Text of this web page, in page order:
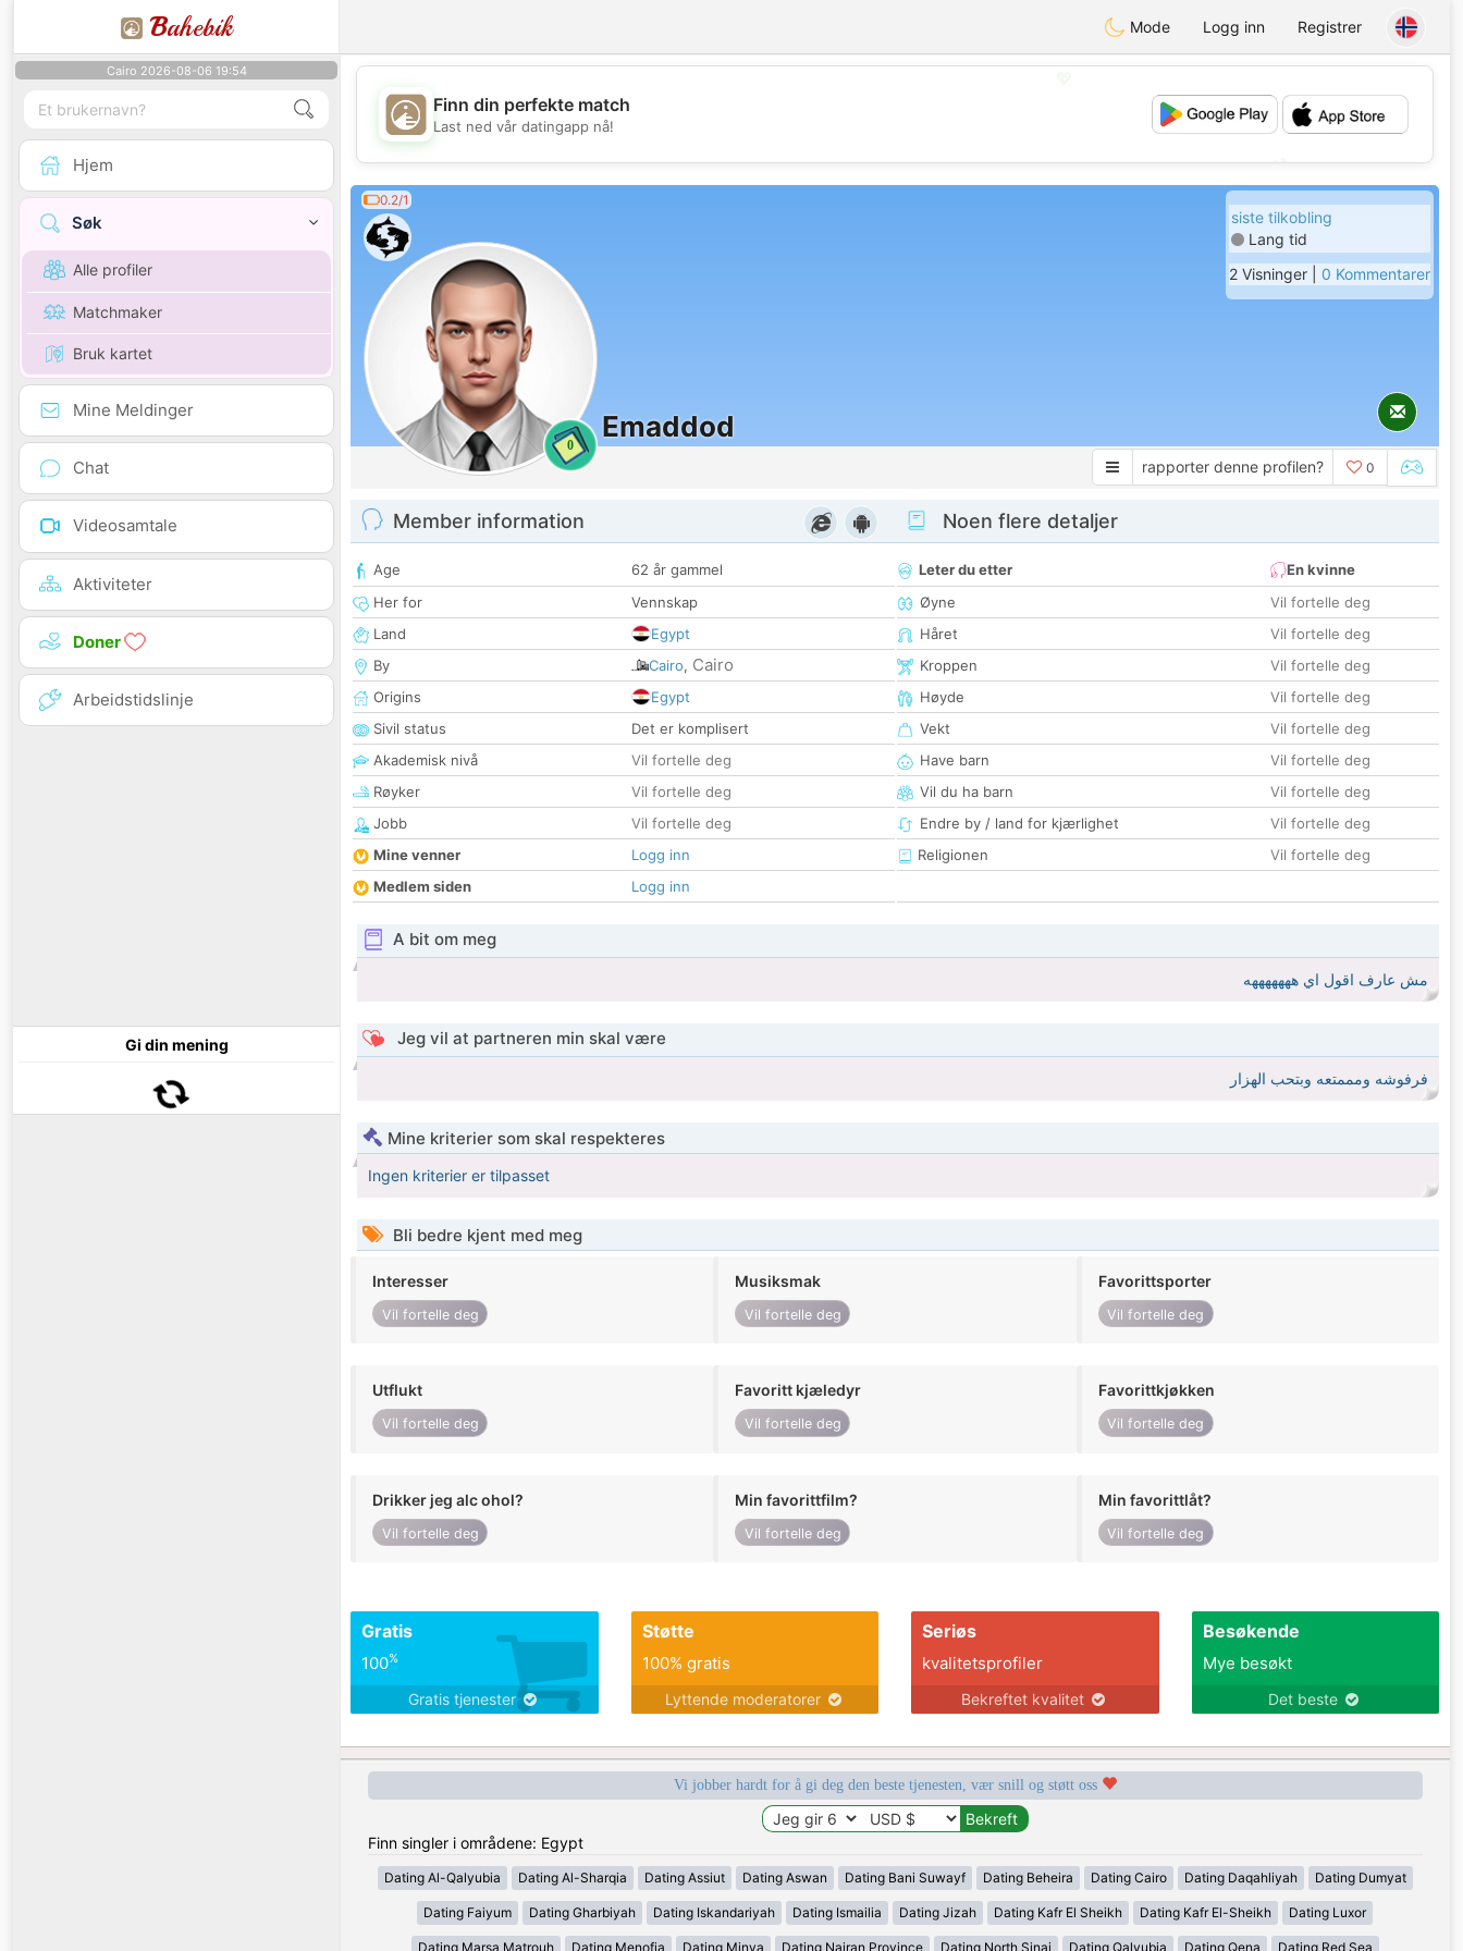
Bahebik Mode Logg inn Registrer
Cairo 2026-08-06 19:54
Hjem
Søk
Alle profiler
Matchmaker
Bruk kartet
Mine Meldinger
Chat
Videosamtale
Aktiviteter
Doner
Arbeidstidslinje
Gi din mening
💖
Finn din perfekte match
Last ned vår datingapp nå!
0.2/1
0
Emaddod
siste tilkobling
Lang tid
2 Visninger | 0 Kommentarer
rapporter denne profilen? 0
Member information
Age
62 år gammel
Her for
Vennskap
Land
Egypt
By
Cairo, Cairo
Origins
Egypt
Sivil status
Det er komplisert
Akademisk nivå
Vil fortelle deg
Røyker
Vil fortelle deg
Jobb
Vil fortelle deg
Mine venner
Logg inn
Medlem siden
Logg inn
Noen flere detaljer
Leter du etter
En kvinne
Øyne
Vil fortelle deg
Håret
Vil fortelle deg
Kroppen
Vil fortelle deg
Høyde
Vil fortelle deg
Vekt
Vil fortelle deg
Have barn
Vil fortelle deg
Vil du ha barn
Vil fortelle deg
Endre by / land for kjærlighet
Vil fortelle deg
Religionen
Vil fortelle deg
A bit om meg
مش عارف اقول اي هههههههه
Jeg vil at partneren min skal være
فرفوشه ومممتعه وبتحب الهزار
Mine kriterier som skal respekteres
Ingen kriterier er tilpasset
Bli bedre kjent med meg
Interesser
Vil fortelle deg
Musiksmak
Vil fortelle deg
Favorittsporter
Vil fortelle deg
Utflukt
Vil fortelle deg
Favoritt kjæledyr
Vil fortelle deg
Favorittkjøkken
Vil fortelle deg
Drikker jeg alc ohol?
Vil fortelle deg
Min favorittfilm?
Vil fortelle deg
Min favorittlåt?
Vil fortelle deg
Gratis
100%
Gratis tjenester
Støtte
100% gratis
Lyttende moderatorer
Seriøs
kvalitetsprofiler
Bekreftet kvalitet
Besøkende
Mye besøkt
Det beste
Vi jobber hardt for å gi deg den beste tjenesten, vær snill og støtt oss
Finn singler i områdene: Egypt
Dating Al-Qalyubia Dating Al-Sharqia Dating Assiut Dating Aswan Dating Bani Suwayf Dating Beheira Dating Cairo Dating Daqahliyah Dating Dumyat
Dating Faiyum Dating Gharbiyah Dating Iskandariyah Dating Ismailia Dating Jizah Dating Kafr El Sheikh Dating Kafr El-Sheikh Dating Luxor
Dating Marsa Matrouh Dating Menofia Dating Minya Dating Najran Province Dating North Sinai Dating Qalyubia Dating Qena Dating Red Sea